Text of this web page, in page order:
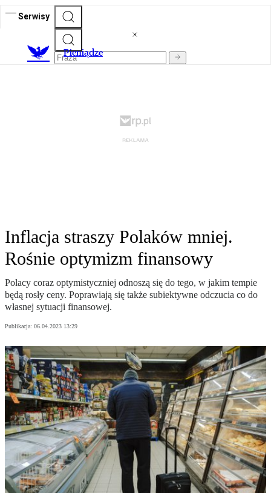
Serwisy
Pieniądze
Inflacja straszy Polaków mniej.
Rośnie optymizm finansowy
Polacy coraz optymistyczniej odnoszą się do tego, w jakim tempie
będą rosły ceny. Poprawiają się także subiektywne odczucia co do
własnej sytuacji finansowej.
Publikacja: 06.04.2023 13:29